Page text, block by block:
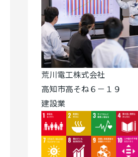
荒川電工株式会社
高知市高そね６－１９
建設業
Image
Image Image Image
Image Image Image Image